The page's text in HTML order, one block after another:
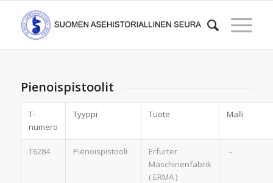
Pienoispistoolit
T-
numero
Tyyppi Tuote Malli
T6284 Pienoispistooli
Erfurter
Maschinenfabrik
( ERMA )
–